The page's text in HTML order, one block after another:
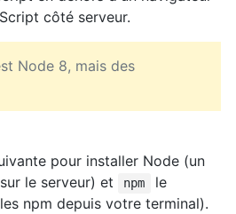
côté serveur.
Node 8, mais des
pour installer Node (un
le serveur) et
npm
le
npm depuis votre terminal).